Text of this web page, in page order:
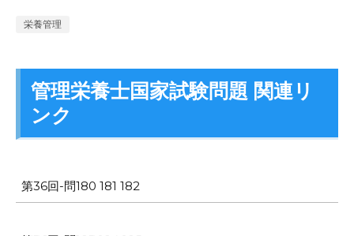
栄養管理
管理栄養士国家試験問題 関連リ
ンク
第36回-問180 181 182